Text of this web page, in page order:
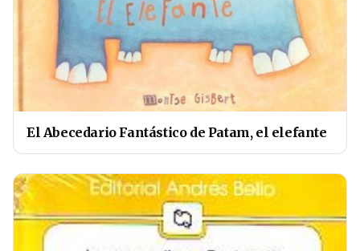
El Abecedario Fantástico de Patam, el elefante